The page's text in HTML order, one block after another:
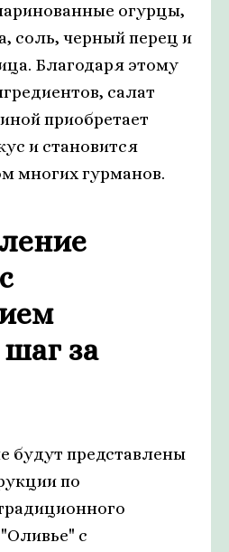
огурцы,
соль, черный перец и
Благодаря этому
салат
приобретает
и становится
многих гурманов.
за
будут представлены
по
с